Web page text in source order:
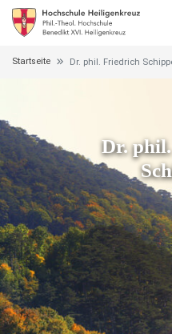
Startseite Dr. phil. Friedrich
Dr.